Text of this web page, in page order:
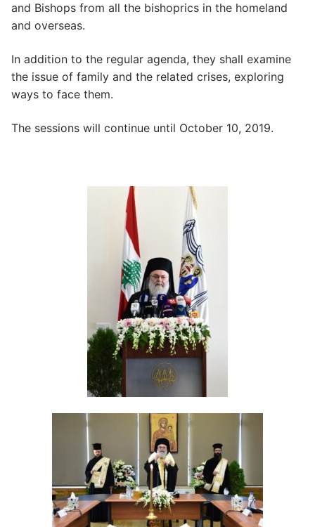
and Bishops from all the bishoprics in the homeland
and overseas.
In addition to the regular agenda, they shall examine
the issue of family and the related crises, exploring
ways to face them.
The sessions will continue until October 10, 2019.